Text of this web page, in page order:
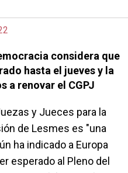
considera que
hasta el jueves y la
a renovar el CGPJ
y Jueces para la
de Lesmes es "una
ha indicado a Europa
esperado al Pleno del